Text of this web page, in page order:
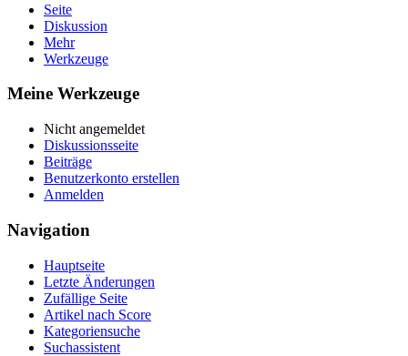
Seite
Diskussion
Mehr
Werkzeuge
Meine Werkzeuge
Nicht angemeldet
Diskussionsseite
Beiträge
Benutzerkonto erstellen
Anmelden
Navigation
Hauptseite
Letzte Änderungen
Zufällige Seite
Artikel nach Score
Kategoriensuche
Suchassistent